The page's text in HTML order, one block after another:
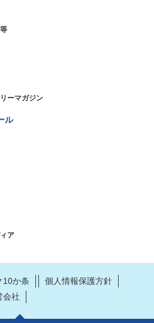
ーマガジン
ル
ア
10か条
個人情報保護方針
会社